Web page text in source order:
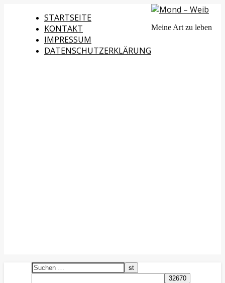
STARTSEITE
KONTAKT
IMPRESSUM
DATENSCHUTZERKLÄRUNG
Meine Art zu leben